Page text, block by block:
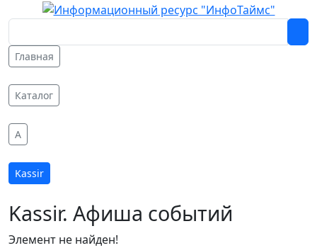
Главная
Каталог
A
Kassir
Kassir. Афиша событий
Элемент не найден!